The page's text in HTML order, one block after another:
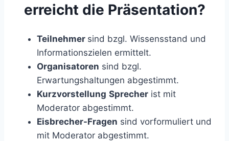
erreicht die Präsentation?
Teilnehmer sind bzgl. Wissensstand und
Informationszielen ermittelt.
Organisatoren sind bzgl.
Erwartungshaltungen abgestimmt.
Kurzvorstellung Sprecher ist mit
Moderator abgestimmt.
Eisbrecher-Fragen sind vorformuliert und
mit Moderator abgestimmt.